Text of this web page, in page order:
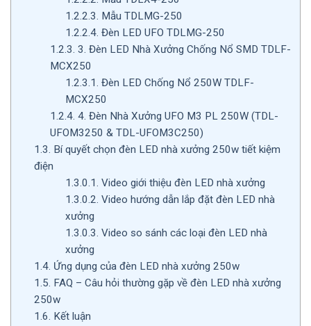
1.2.2.3. Mẫu TDLMG-250
1.2.2.4. Đèn LED UFO TDLMG-250
1.2.3. 3. Đèn LED Nhà Xưởng Chống Nổ SMD TDLF-
MCX250
1.2.3.1. Đèn LED Chống Nổ 250W TDLF-
MCX250
1.2.4. 4. Đèn Nhà Xưởng UFO M3 PL 250W (TDL-
UFOM3250 & TDL-UFOM3C250)
1.3. Bí quyết chọn đèn LED nhà xưởng 250w tiết kiệm
điện
1.3.0.1. Video giới thiệu đèn LED nhà xưởng
1.3.0.2. Video hướng dẫn lắp đặt đèn LED nhà
xưởng
1.3.0.3. Video so sánh các loại đèn LED nhà
xưởng
1.4. Ứng dụng của đèn LED nhà xưởng 250w
1.5. FAQ – Câu hỏi thường gặp về đèn LED nhà xưởng
250w
1.6. Kết luận